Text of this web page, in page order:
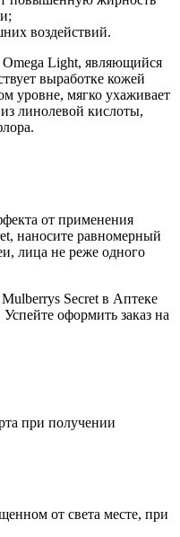
воздействий.
Light, являющийся
выработке кожей
уровне, мягко ухаживает
линолевой кислоты,
от применения
наносите равномерный
лица не реже одного
Secret в Аптеке
оформить заказ на
при получении
от света месте, при